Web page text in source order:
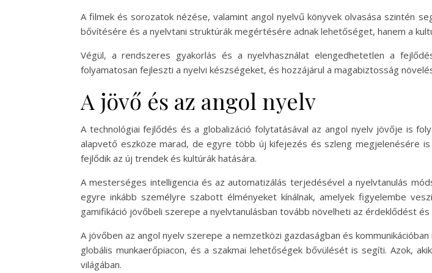
A filmek és sorozatok nézése, valamint angol nyelvű könyvek olvasása szintén
bővítésére és a nyelvtani struktúrák megértésére adnak lehetőséget, hanem a
Végül, a rendszeres gyakorlás és a nyelvhasználat elengedhetetlen a
folyamatosan fejleszti a nyelvi készségeket, és hozzájárul a magabiztosság
A jövő és az angol nyelv
A technológiai fejlődés és a globalizáció folytatásával az angol nyelv jövője is
alapvető eszköze marad, de egyre több új kifejezés és szleng megjelenésére
fejlődik az új trendek és kultúrák hatására.
A mesterséges intelligencia és az automatizálás terjedésével a nyelvtanulás
egyre inkább személyre szabott élményeket kínálnak, amelyek figyelembe
gamifikáció jövőbeli szerepe a nyelvtanulásban tovább növelheti az érdeklődést és
A jövőben az angol nyelv szerepe a nemzetközi gazdaságban és
globális munkaerőpiacon, és a szakmai lehetőségek bővülését is segíti. Azok,
világában.